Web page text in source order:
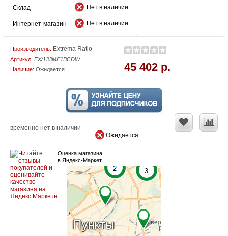
Склад Нет в наличии
Интернет-магазин Нет в наличии
Производитель: Extrema Ratio
Артикул: EX/133MF1BCDW
Наличие: Ожидается 45 402 р.
временно нет в наличии
Ожидается
Оценка магазина
в Яндекс-Маркет